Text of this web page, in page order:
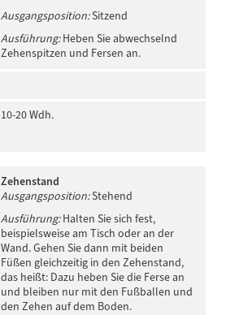
Ausgangsposition:Sitzend
Ausführung:Heben Sie abwechselnd
Zehenspitzen und Fersen an.
10-20 Wdh.
Zehenstand
Ausgangsposition:Stehend
Ausführung:Halten Sie sich fest,
beispielsweise am Tisch oder an der
Wand. Gehen Sie dann mit beiden
Füßen gleichzeitig in den Zehenstand,
das heißt: Dazu heben Sie die Ferse an
und bleiben nur mit den Fußballen und
den Zehen auf dem Boden.